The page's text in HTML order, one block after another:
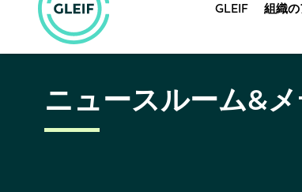
GLEIF 組織
ニュースルーム&